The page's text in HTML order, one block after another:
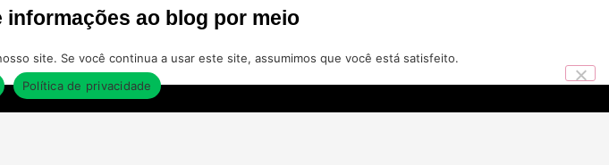
ao blog por meio
site. Se você continua a usar este site, assumimos que você está satisfeito.
Política de privacidade